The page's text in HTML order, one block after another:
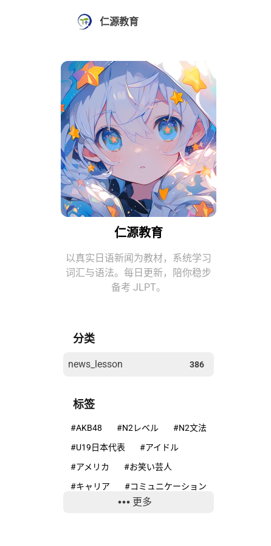
仁源教育
仁源教育
以真实日语新闻为教材，系统学习
词汇与语法。每日更新，陪你稳步
备考 JLPT。
分类
news_lesson 386
标签
#AKB48 #N2レベル
#N2文法
#U19日本代表
#アイドル
#アメリカ
#お笑い芸人
#キャリア
#コミュニケーション
#コンプライアンス更多